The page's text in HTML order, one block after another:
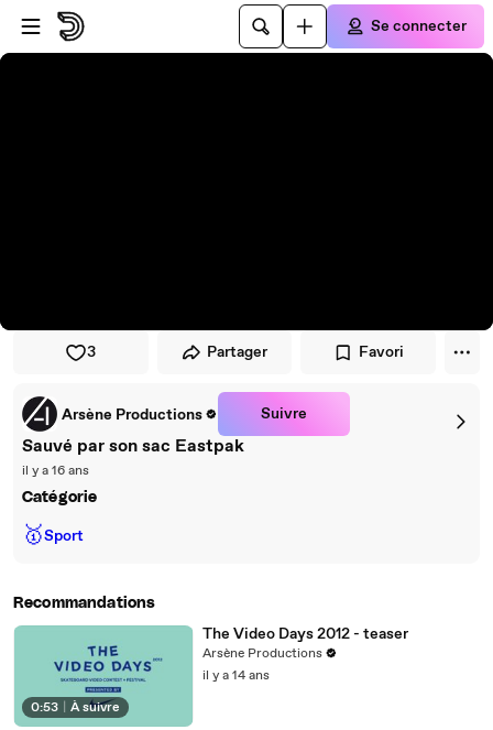
Passer au player
Passer au contenu principal
Se connecter
3 Partager Favori
Arsène Productions Suivre
Sauvé par son sac Eastpak
il y a 16 ans
Catégorie
🥇Sport
Recommandations
0:53 À suivre
The Video Days 2012 - teaser
Arsène Productions
il y a 14 ans